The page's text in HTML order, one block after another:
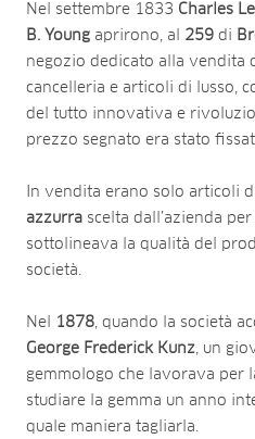
Nel settembre 1833 Charles
B. Young aprirono, al 259 di
negozio dedicato alla vendita
cancelleria e articoli di lusso,
del tutto innovativa e
prezzo segnato era stato
In vendita erano solo articoli
azzurra scelta dall’azienda
sottolineava la qualità del
società.
Nel 1878, quando la società
George Frederick Kunz, un
gemmologo che lavorava per
studiare la gemma un anno
quale maniera tagliarla.